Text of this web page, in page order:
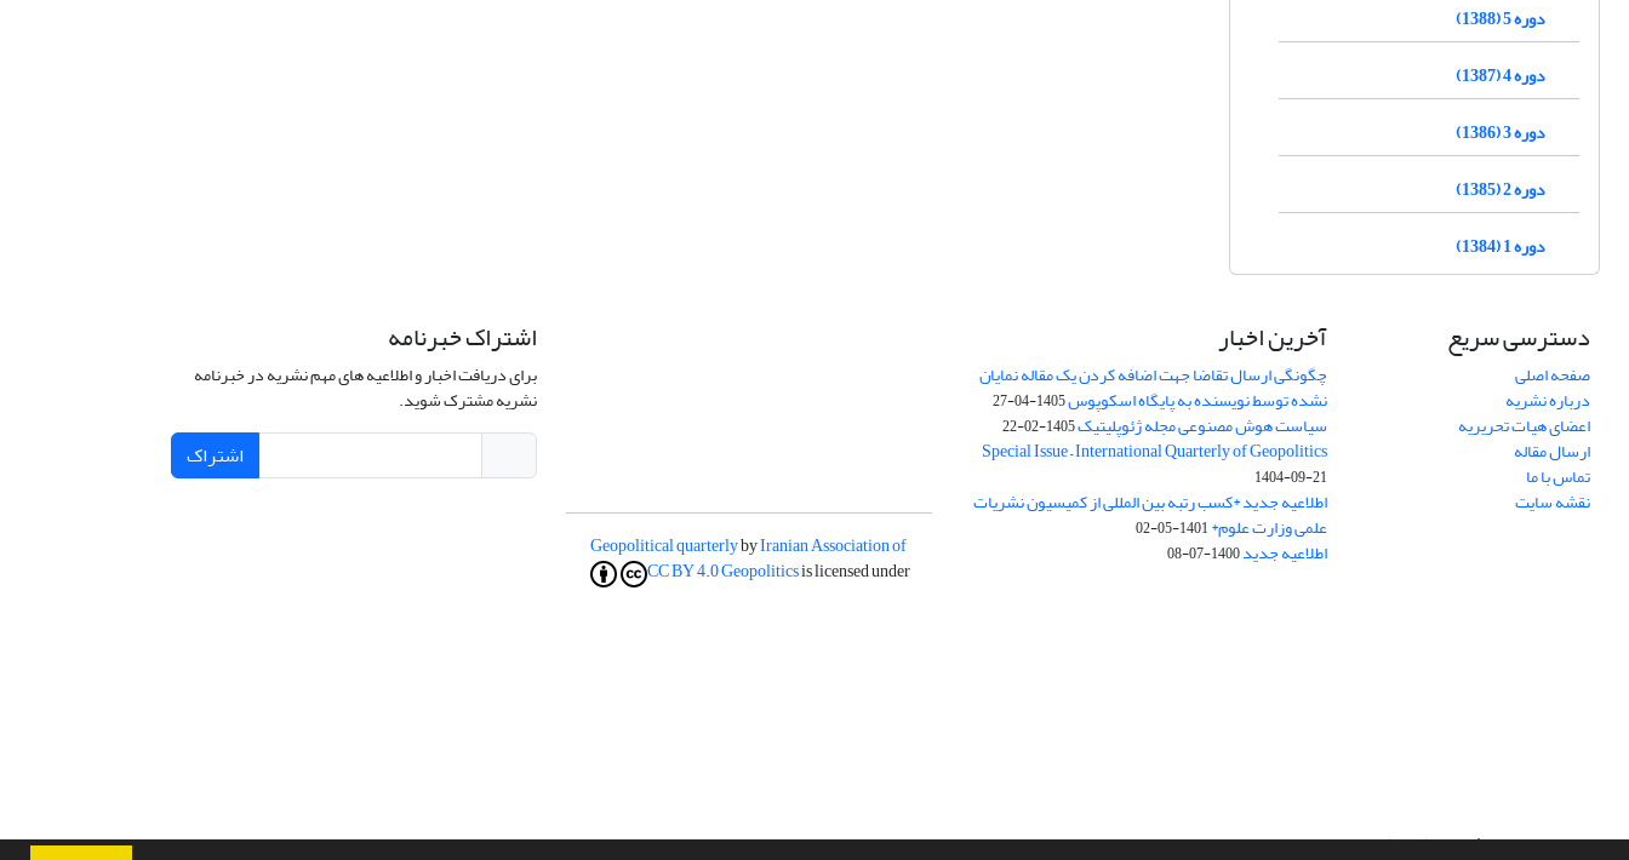
دوره 5 (1388)
دوره 4 (1387)
دوره 3 (1386)
دوره 2 (1385)
دوره 1 (1384)
دسترسی سریع
صفحه اصلی
درباره نشریه
اعضای هیات تحریریه
ارسال مقاله
تماس با ما
نقشه سایت
آخرین اخبار
چگونگی ارسال تقاضا جهت اضافه کردن یک مقاله نمایان
نشده توسط نویسنده به پایگاه اسکوپوس1405-04-27
سیاست هوش مصنوعی مجله ژئوپلیتیک1405-02-22
Special Issue – International Quarterly of Geopolitics
1404-09-21
اطلاعیه جدید *کسب رتبه بین المللی از کمیسیون نشریات
علمی وزارت علوم*1401-05-02
اطلاعیه جدید1400-07-08
Geopolitical quarterlybyIranian Association of
Geopoliticsis licensed under
CC BY 4.0
اشتراک خبرنامه
برای دریافت اخبار و اطلاعیه های مهم نشریه در خبرنامه
نشریه مشترک شوید.
اشتراک
سامانه مدیریت نشریات علمی.طراحی و پیاده سازی ازسیناوب